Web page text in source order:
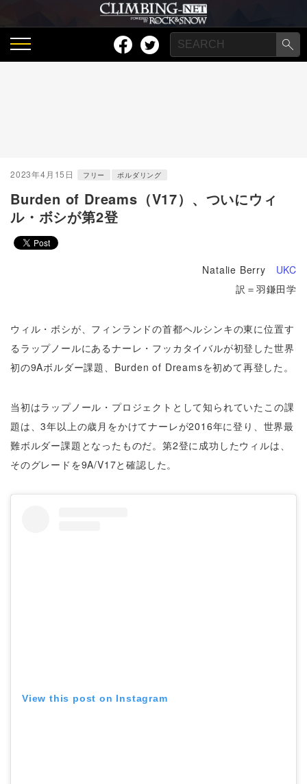
2023年4月15日 フリー ボルダリング
Burden of Dreams（V17）、ついにウィ
ル・ボシが第2登
Natalie Berry UKC
訳＝羽鎌田学
ウィル・ボシが、フィンランドの首都ヘルシンキの東に位置す
るラップノールにあるナーレ・フッカタイバルが初登した世界
初の9Aボルダー課題、Burden of Dreamsを初めて再登した。
当初はラップノール・プロジェクトとして知られていたこの課
題は、3年以上の歳月をかけてナーレが2016年に登り、世界最
難ボルダー課題となったものだ。第2登に成功したウィルは、
そのグレードを9A/V17と確認した。
View this post on Instagram